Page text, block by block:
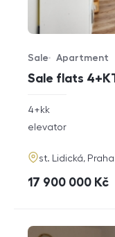
Sale flats
Offer type
Sale
Property type
Apartment
rozměry
disposition
4+kk
funkce
elevator
adresa
st. Lidická, Praha
cena
17 900 000 Kč